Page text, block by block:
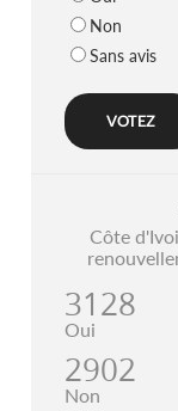
Non
Sans avis
Côte
3128
Oui
2902
Non